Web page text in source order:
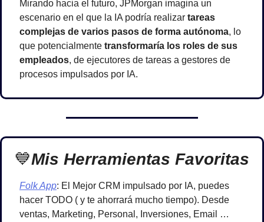
Mirando hacia el futuro, JPMorgan imagina un
escenario en el que la IA podría realizar tareas
complejas de varios pasos de forma autónoma, lo
que potencialmente transformaría los roles de sus
empleados, de ejecutores de tareas a gestores de
procesos impulsados por IA.
💙Mis Herramientas Favoritas
Folk App: El Mejor CRM impulsado por IA, puedes
hacer TODO ( y te ahorrará mucho tiempo). Desde
ventas, Marketing, Personal, Inversiones, Email …